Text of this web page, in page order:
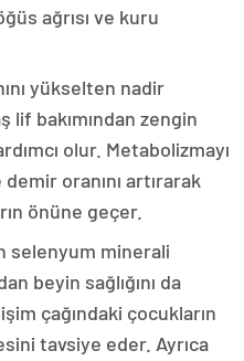
ağrısı ve kuru
yükselten nadir
lif bakımından zengin
olur. Metabolizmayı
demir oranını artırarak
önüne geçer.
selenyum minerali
beyin sağlığını da
çağındaki çocukların
tavsiye eder. Ayrıca